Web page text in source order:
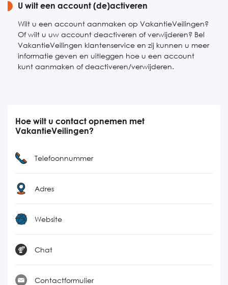
U wilt een account (de)activeren
Wilt u een account aanmaken op VakantieVeilingen?
Of wilt u uw account deactiveren of verwijderen? Bel
VakantieVeilingen klantenservice en zij kunnen u meer
informatie geven en uitleggen hoe u een account
kunt aanmaken of deactiveren/verwijderen.
Hoe wilt u contact opnemen met
VakantieVeilingen?
Telefoonnummer
Adres
Website
Chat
Contactformulier